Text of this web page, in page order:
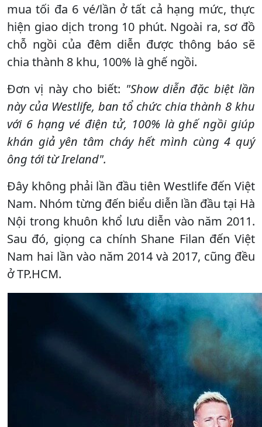
mua tối đa 6 vé/lần ở tất cả hạng mức, thực
hiện giao dịch trong 10 phút. Ngoài ra, sơ đồ
chỗ ngồi của đêm diễn được thông báo sẽ
chia thành 8 khu, 100% là ghế ngồi.
Đơn vị này cho biết: "Show diễn đặc biệt lần
này của Westlife, ban tổ chức chia thành 8 khu
với 6 hạng vé điện tử, 100% là ghế ngồi giúp
khán giả yên tâm cháy hết mình cùng 4 quý
ông tới từ Ireland".
Đây không phải lần đầu tiên Westlife đến Việt
Nam. Nhóm từng đến biểu diễn lần đầu tại Hà
Nội trong khuôn khổ lưu diễn vào năm 2011.
Sau đó, giọng ca chính Shane Filan đến Việt
Nam hai lần vào năm 2014 và 2017, cũng đều
ở TP.HCM.